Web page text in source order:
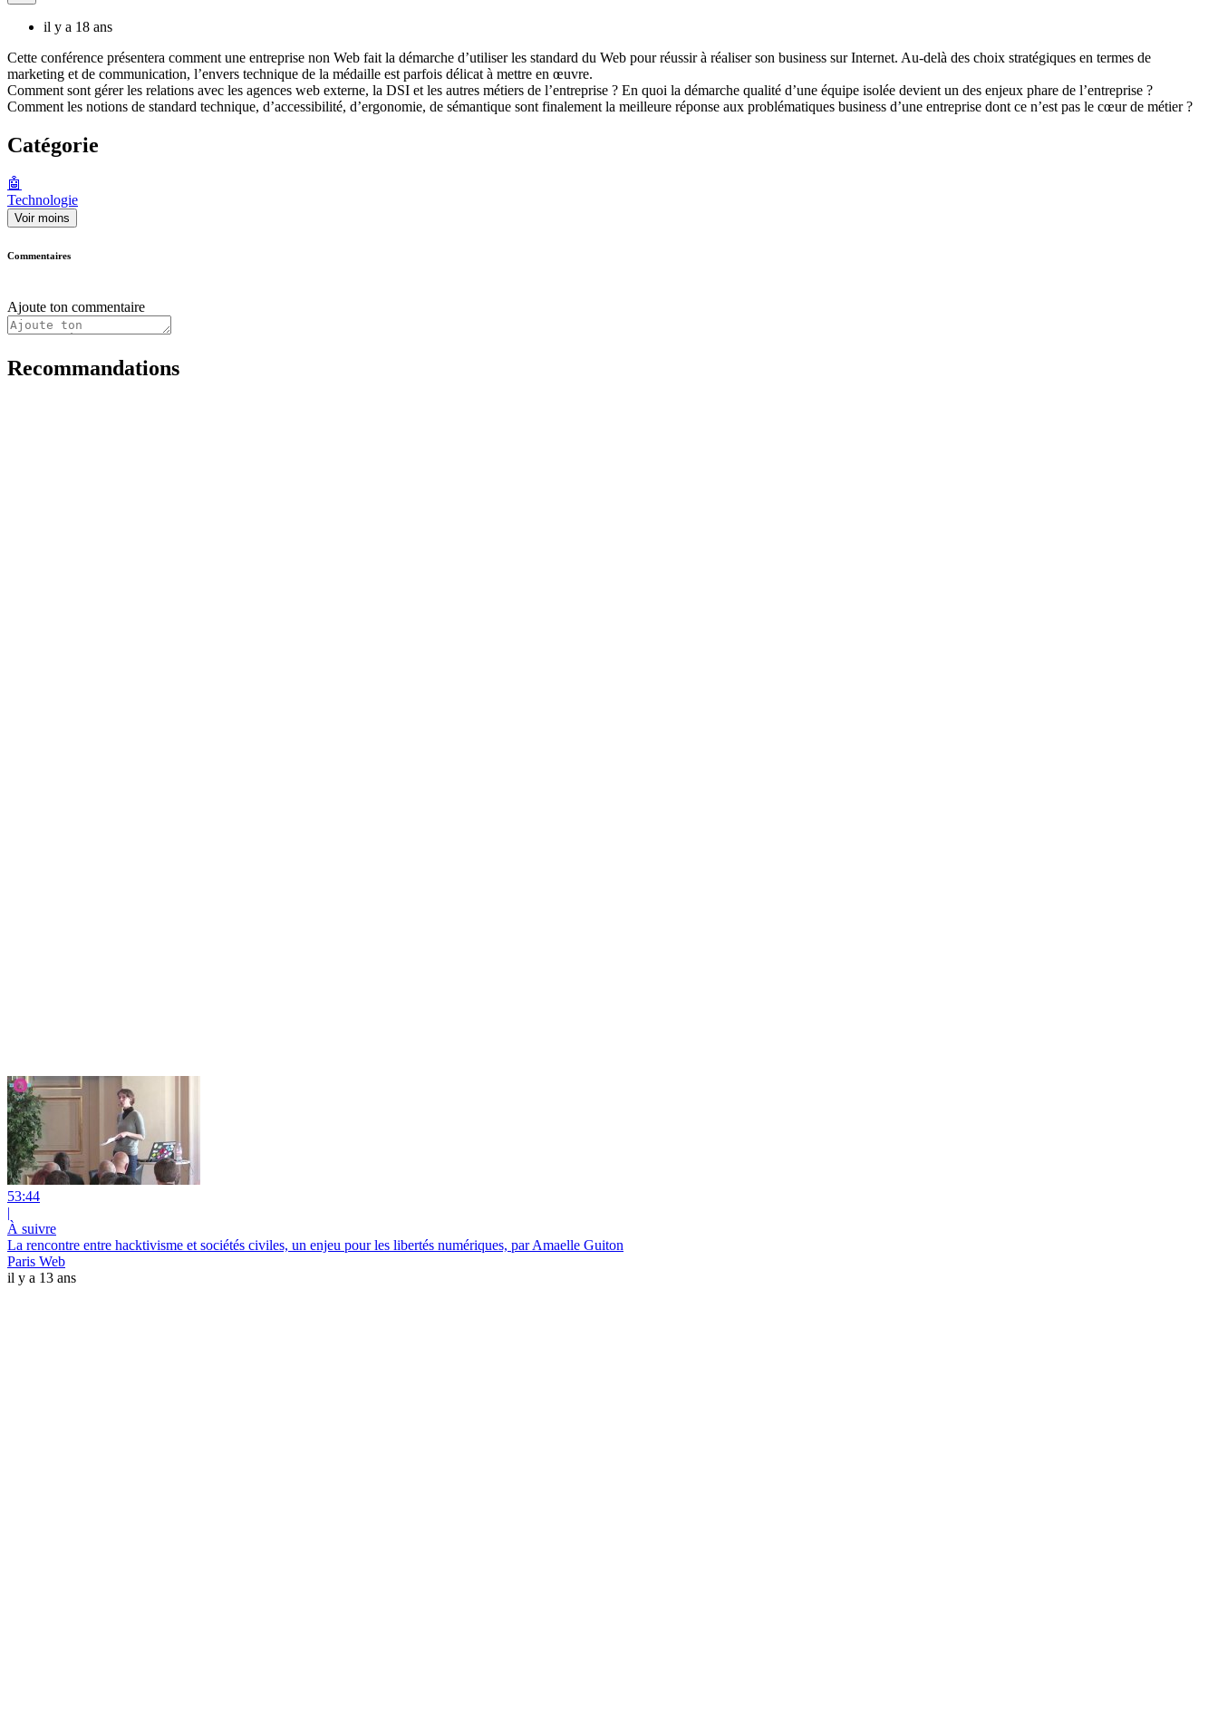
il y a 18 ans
Cette conférence présentera comment une entreprise non Web fait la démarche d’utiliser les standard du Web pour réussir à réaliser son business sur Internet. Au-delà des choix stratégiques en termes de
marketing et de communication, l’envers technique de la médaille est parfois délicat à mettre en œuvre.
Comment sont gérer les relations avec les agences web externe, la DSI et les autres métiers de l’entreprise ? En quoi la démarche qualité d’une équipe isolée devient un des enjeux phare de l’entreprise ?
Comment les notions de standard technique, d’accessibilité, d’ergonomie, de sémantique sont finalement la meilleure réponse aux problématiques business d’une entreprise dont ce n’est pas le cœur de métier ?
Catégorie
🤖
Technologie
Voir moins
Commentaires
Ajoute ton commentaire
Recommandations
53:44
|
À suivre
La rencontre entre hacktivisme et sociétés civiles, un enjeu pour les libertés numériques, par Amaelle Guiton
Paris Web
il y a 13 ans